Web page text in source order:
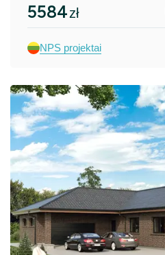
5584zł
NPS projektai